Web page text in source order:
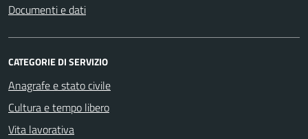
Documenti e dati
CATEGORIE DI SERVIZIO
Anagrafe e stato civile
Cultura e tempo libero
Vita lavorativa